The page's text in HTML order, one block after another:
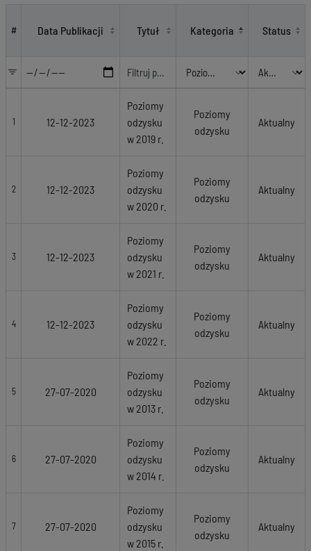
# Data Publikacji Tytuł Kategoria Status
1 12-12-2023
Poziomy
odzysku
w 2019 r.
Poziomy
odzysku
Aktualny
2 12-12-2023
Poziomy
odzysku
w 2020 r.
Poziomy
odzysku
Aktualny
3 12-12-2023
Poziomy
odzysku
w 2021 r.
Poziomy
odzysku
Aktualny
4 12-12-2023
Poziomy
odzysku
w 2022 r.
Poziomy
odzysku
Aktualny
5 27-07-2020
Poziomy
odzysku
w 2013 r.
Poziomy
odzysku
Aktualny
6 27-07-2020
Poziomy
odzysku
w 2014 r.
Poziomy
odzysku
Aktualny
7 27-07-2020
Poziomy
odzysku
w 2015 r.
Poziomy
odzysku
Aktualny